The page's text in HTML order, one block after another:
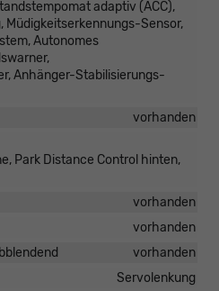
adaptiv (ACC),
Müdigkeitserkennungs-Sensor,
Autonomes
Anhänger-Stabilisierungs-
vorhanden
Park Distance Control hinten,
vorhanden
vorhanden
vorhanden
Servolenkung